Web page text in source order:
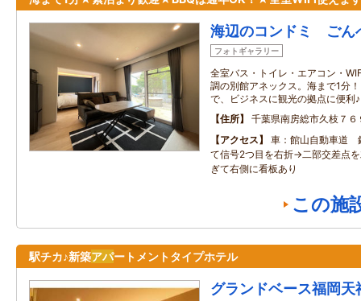
海辺のコンドミ ごん
フォトギャラリー
全室バス・トイレ・エアコン・
調の別館アネックス。海まで1分
で、ビジネスに観光の拠点に便利
住所
千葉県南房総市久枝７６
アクセス
車：館山自動車道
て信号2つ目を右折→二部交差点
ぎて右側に看板あり
この施
駅チカ♪新築アパートメントタイプホテル
グランドベース福岡天